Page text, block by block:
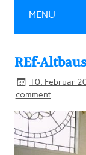
MENU
REf-
10. Februar
comment